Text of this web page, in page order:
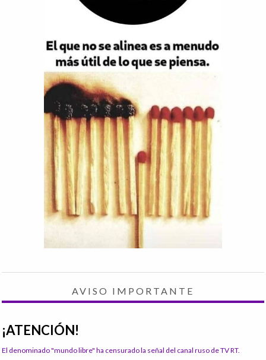
AVISO IMPORTANTE
¡ATENCIÓN!
El denominado "mundo libre" ha censurado la señal del canal ruso de TV RT.